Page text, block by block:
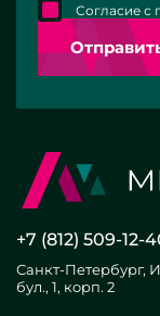
Согласие с
+7 (812) 509-12-
Санкт-Петербург,
бул., 1, корп. 2